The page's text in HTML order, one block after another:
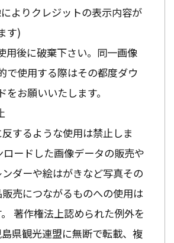
よりクレジットの表示内容が
す)
後に破棄下さい。同一画像
で使用する際はその都度ダウ
をお願いいたします。
するような使用は禁止しま
ロードした画像データの販売や
ダーや絵はがきなど写真その
売につながるものへの使用は
著作権法上認められた例外を
県観光連盟に無断で転載、複